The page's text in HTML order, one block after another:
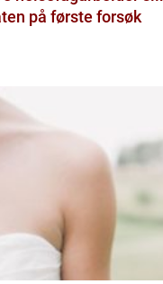
på første forsøk